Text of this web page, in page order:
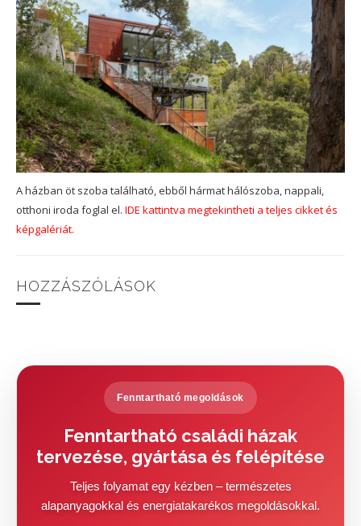
A házban öt szoba található, ebből hármat hálószoba, nappali,
otthoni iroda foglal el. IDE kattintva megtekintheti a teljes cikket és
képgalériát.
HOZZÁSZÓLÁSOK
Fenntartható megoldások
Fenntartható családi házak
tervezése, gyártása és felépítése
Teljes folyamat egy kézben – természetes
alapanyagokkal és energiatakarékos megoldásokkal.